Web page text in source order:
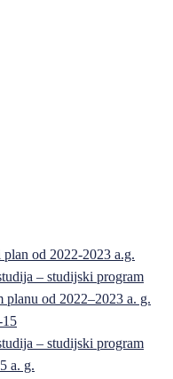
od 2022-2023 a.g.
– studijski program
planu od 2022–2023 a. g.
15
– studijski program
a. g.